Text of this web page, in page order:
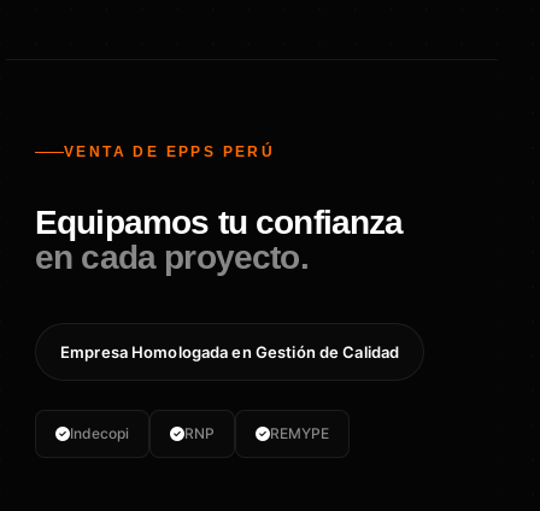
VENTA DE EPPS PERÚ
Equipamos tu confianza
en cada proyecto.
Empresa Homologada en Gestión de Calidad
Indecopi RNP REMYPE